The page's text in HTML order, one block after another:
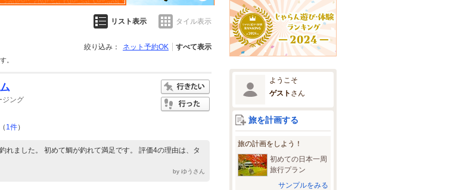
リスト表示 タイル表示
絞り込み： ネット予約OK すべて表示
。
ジング
（ 1件）
れました。 初めて鯛が釣れて満足です。 評価4の理由は、タ
by ゆうさん
ようこそ
ゲスト さん
旅を計画する
旅の計画をしよう！
初めての日本一周
旅行プラン
サンプルをみる